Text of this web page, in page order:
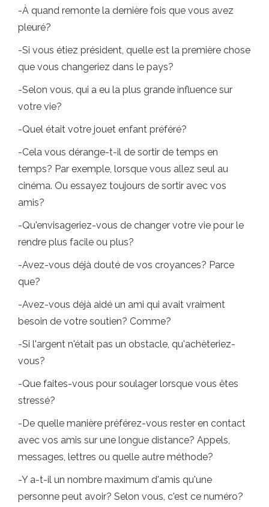
-À quand remonte la dernière fois que vous avez
pleuré?
-Si vous étiez président, quelle est la première chose
que vous changeriez dans le pays?
-Selon vous, qui a eu la plus grande influence sur
votre vie?
-Quel était votre jouet enfant préféré?
-Cela vous dérange-t-il de sortir de temps en
temps? Par exemple, lorsque vous allez seul au
cinéma. Ou essayez toujours de sortir avec vos
amis?
-Qu'envisageriez-vous de changer votre vie pour le
rendre plus facile ou plus?
-Avez-vous déjà douté de vos croyances? Parce
que?
-Avez-vous déjà aidé un ami qui avait vraiment
besoin de votre soutien? Comme?
-Si l'argent n'était pas un obstacle, qu'achèteriez-
vous?
-Que faites-vous pour soulager lorsque vous êtes
stressé?
-De quelle manière préférez-vous rester en contact
avec vos amis sur une longue distance? Appels,
messages, lettres ou quelle autre méthode?
-Y a-t-il un nombre maximum d'amis qu'une
personne peut avoir? Selon vous, c'est ce numéro?